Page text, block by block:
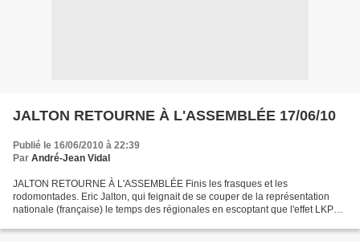
JALTON RETOURNE À L'ASSEMBLÉE 17/06/10
Publié le 16/06/2010 à 22:39
Par André-Jean Vidal
JALTON RETOURNE À L'ASSEMBLÉE Finis les frasques et les
rodomontades. Eric Jalton, qui feignait de se couper de la représentation
nationale (française) le temps des régionales en escoptant que l'effet LKP